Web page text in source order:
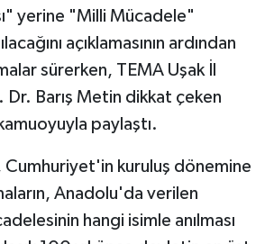
yerine "Milli Mücadele"
açıklamasının ardından
sürerken, TEMA Uşak İl
Dr. Barış Metin dikkat çeken
paylaştı.
Cumhuriyet'in kuruluş dönemine
Anadolu'da verilen
hangi isimle anılması